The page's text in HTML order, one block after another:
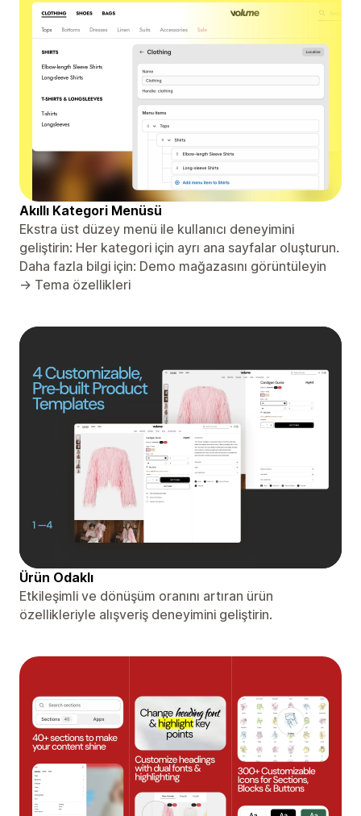
Akıllı Kategori Menüsü
Ekstra üst düzey menü ile kullanıcı deneyimini
geliştirin: Her kategori için ayrı ana sayfalar oluşturun.
Daha fazla bilgi için: Demo mağazasını görüntüleyin
→ Tema özellikleri
Ürün Odaklı
Etkileşimli ve dönüşüm oranını artıran ürün
özellikleriyle alışveriş deneyimini geliştirin.